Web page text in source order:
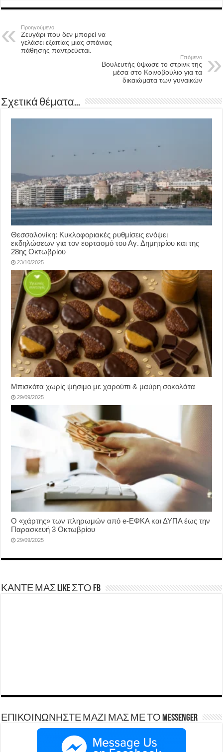
Προηγούμενο
Zευγάρι που δεν μπορεί να
γελάσει εξαιτίας μιας σπάνιας
πάθησης παντρεύεται.
Επόμενο
Βουλευτής ύψωσε το στρινκ της
μέσα στο Κοινοβούλιο για τα
δικαιώματα των γυναικών
Σχετικά θέματα...
Θεσσαλονίκη: Κυκλοφοριακές ρυθμίσεις ενόψει
εκδηλώσεων για τον εορτασμό του Αγ. Δημητρίου και της
28ης Οκτωβρίου
23/10/2025
Μπισκότα χωρίς ψήσιμο με χαρούπι & μαύρη σοκολάτα
29/09/2025
Ο «χάρτης» των πληρωμών από e-ΕΦΚΑ και ΔΥΠΑ έως την
Παρασκευή 3 Οκτωβρίου
29/09/2025
ΚΑΝΤΕ ΜΑΣ LIKE ΣΤΟ FB
ΕΠΙΚΟΙΝΩΝΗΣΤΕ ΜΑΖΙ ΜΑΣ ΜΕ ΤΟ Messenger